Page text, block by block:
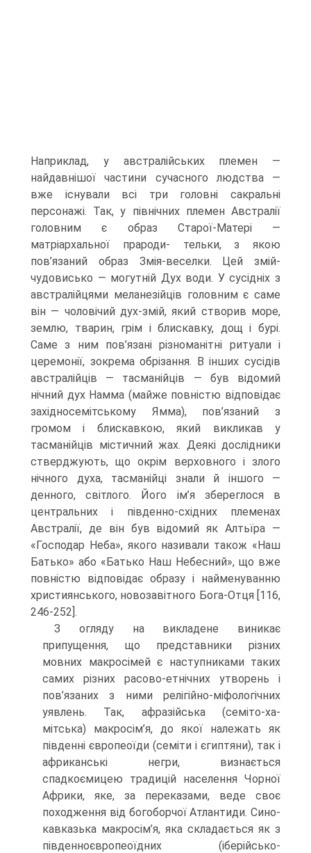
Наприклад, у австралійських племен —
найдавнішої частини су­часного людства —
вже існували всі три головні сакральні
персонажі. Так, у північ­них племен Австралії
головним є образ Старої-Матері —
матріархальної прароди- тельки, з якою
пов’язаний образ Змія-веселки. Цей змій-
чудовисько — могутній Дух води. У сусідніх з
австралійцями меланезійців головним є саме
він — чоловічий дух-змій, який створив море,
землю, тварин, грім і блискавку, дощ і бурі.
Саме з ним пов’язані різноманітні ритуали і
церемонії, зокрема обрізання. В інших сусідів
австралійців — тасманійців — був відомий
нічний дух Намма (майже повністю відповідає
західносемітському Ямма), пов’язаний з
громом і блискавкою, який викликав у
тасманійців містичний жах. Деякі дослідники
стверджують, що окрім верховного і злого
нічного духа, тасманійці знали й іншого —
денного, світлого. Його ім’я збереглося в
центральних і південно-східних племенах
Австралії, де він був відомий як Алтьїра —
«Господар Неба», якого називали також «Наш
Батько» або «Батько Наш Небесний», що вже
повністю відповідає образу і найменуванню
християнського, новозавітного Бога-Отця [116,
246-252].
З огляду на викладене виникає
припущення, що представники різних
мовних макросімей є наступниками таких
самих різних расово-етнічних утворень і
пов’язаних з ними релігійно-міфологічних
уявлень. Так, афразійська (семіто-ха-
мітська) макросім’я, до якої належать як
південні європеоїди (семіти і єгиптяни), так і
африканські негри, визнається
спадкоємицею традицій населення Чорної
Аф­рики, яке, за переказами, веде своє
походження від богоборчої Атлантиди. Сино-
кавказька макросім’я, яка складається як з
південноєвропеоїдних (іберійсько-